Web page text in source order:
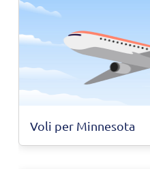
Voli per Minnesota